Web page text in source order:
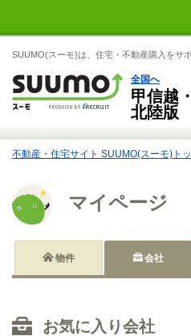
SUUMO(スーモ)は、住宅・不動産購入をサ
全国へ
甲信越・
北陸版
不動産・住宅サイト SUUMO(スーモ)ト
マイページ
物件 会社
お気に入り会社